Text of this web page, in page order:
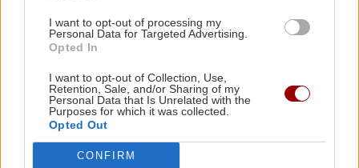
I want to opt-out of processing my
Personal Data for Targeted Advertising.
Opted In
I want to opt-out of Collection, Use,
Retention, Sale, and/or Sharing of my
Personal Data that Is Unrelated with the
Purposes for which it was collected.
Opted Out
CONFIRM
22:28
ΚΟΣΜΟΣ
μέτρων στον καταρράκτη Πλίβα
ΥΓΕΙΑ
Δικαίωμα στη λήθη: Νομοθετική κατοχύρωση
ΠΕΡΙΣΣΟΤΕΡΑ